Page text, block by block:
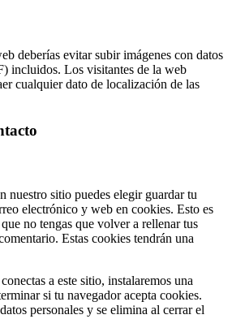
deberías evitar subir imágenes con datos
incluidos. Los visitantes de la web
cualquier dato de localización de las
nuestro sitio puedes elegir guardar tu
electrónico y web en cookies. Esto es
no tengas que volver a rellenar tus
Estas cookies tendrán una
a este sitio, instalaremos una
si tu navegador acepta cookies.
personales y se elimina al cerrar el